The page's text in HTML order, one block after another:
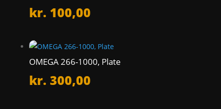
kr. 100,00
OMEGA 266-1000, Plate
kr. 300,00